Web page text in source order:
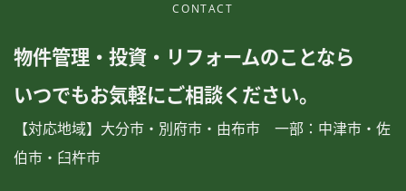
CONTACT
物件管理・投資・リフォームのことなら
いつでもお気軽にご相談ください。
【対応地域】大分市・別府市・由布市 一部：中津市・佐
伯市・臼杵市